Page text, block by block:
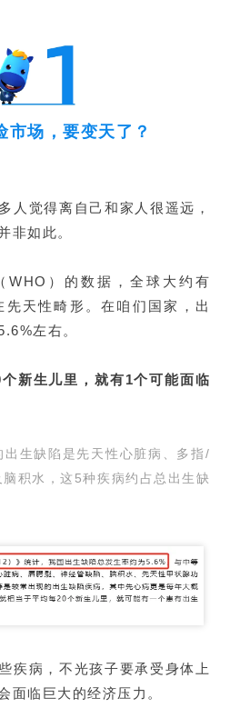
市场，要变天了？
人觉得离自己和家人很遥远，
非如此。
WHO）的数据，全球大约有
天性畸形。在咱们国家，出
左右。
新生儿里，就有1个可能面临
生缺陷是先天性心脏病、多指/
积水，这5种疾病约占总出生缺
疾病，不光孩子要承受身体上
面临巨大的经济压力。